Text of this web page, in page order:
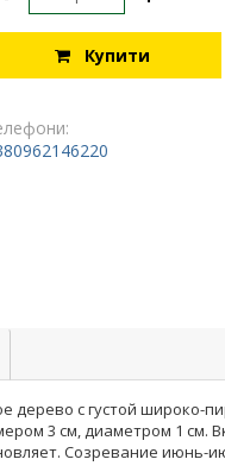
Купити
дерево с густой широко-
3 см, диаметром 1
Созревание июнь-